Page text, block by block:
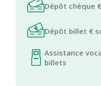
Dépôt chèque
Dépôt billet €
Assistance
billets